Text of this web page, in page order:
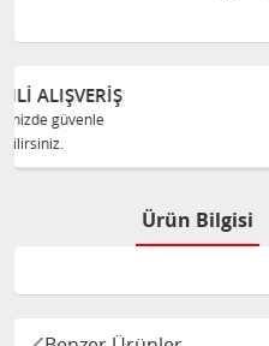
Ürün Bilgisi